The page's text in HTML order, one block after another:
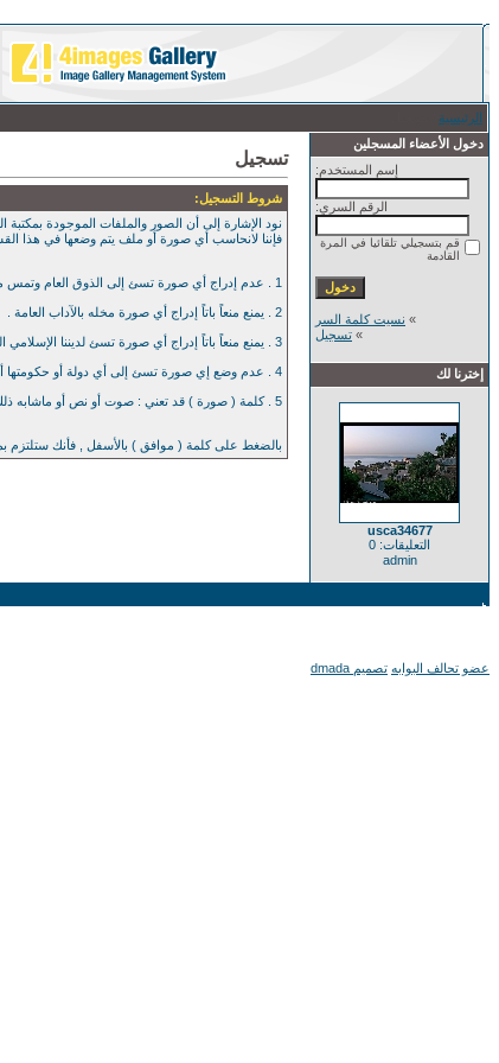
الرئيسية
دخول الأعضاء المسجلين
إسم المستخدم:
الرقم السري:
قم بتسجيلي تلقائيا في المرة
القادمة
» نسيت كلمة السر
» تسجيل
إخترنا لك
usca34677
التعليقات: 0
admin
تسجيل
شروط التسجيل:
نود الإشارة إلى أن الصور والملفات الموجودة بمكتبة
فإننا لانحاسب أي صورة أو ملف يتم وضعها في هذا
1 . عدم إدراج أي صورة تسئ إلى الذوق العام وتمس مشاعر العامة بأي حال من الآحوال .
2 . يمنع منعاً باتاً إدراج أي صورة مخله بالآداب العامة .
3 . يمنع منعاً باتاً إدراج أي صورة تسئ لديننا الإسلامي الحنيف .
4 . عدم وضع إي صورة تسئ إلى أي دولة أو حكومتها أو شعوبها .
5 . كلمة ( صورة ) قد تعني : صوت أو نص أو ماشابه ذلك .
بالضغط على كلمة ( موافق ) بالأسفل , فأنك ستلتزم
عضو تحالف البوابه تصميم dmada